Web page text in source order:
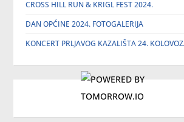
CROSS HILL RUN & KRIGL FEST 2024.
DAN OPĆINE 2024. FOTOGALERIJA
KONCERT PRLJAVOG KAZALIŠTA 24.